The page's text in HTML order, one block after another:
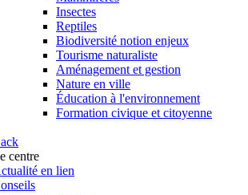
Insectes
Reptiles
Biodiversité notion enjeux
Tourisme naturaliste
Aménagement et gestion
Nature en ville
Éducation à l'environnement
Formation civique et citoyenne
centre
en lien